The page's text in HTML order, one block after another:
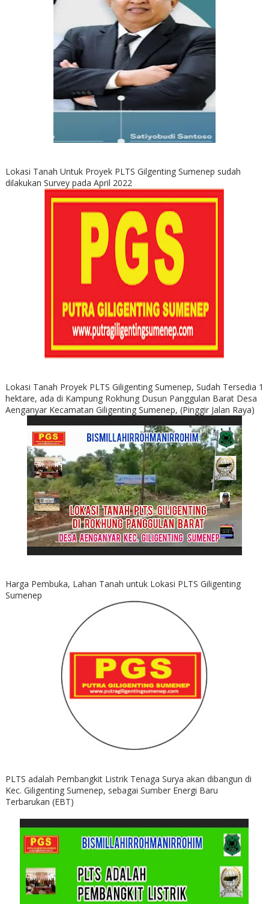
Lokasi Tanah Untuk Proyek PLTS Gilgenting Sumenep sudah
dilakukan Survey pada April 2022
Lokasi Tanah Proyek PLTS Giligenting Sumenep, Sudah Tersedia 1
hektare, ada di Kampung Rokhung Dusun Panggulan Barat Desa
Aenganyar Kecamatan Giligenting Sumenep, (Pinggir Jalan Raya)
Harga Pembuka, Lahan Tanah untuk Lokasi PLTS Giligenting
Sumenep
PLTS adalah Pembangkit Listrik Tenaga Surya akan dibangun di
Kec. Giligenting Sumenep, sebagai Sumber Energi Baru
Terbarukan (EBT)